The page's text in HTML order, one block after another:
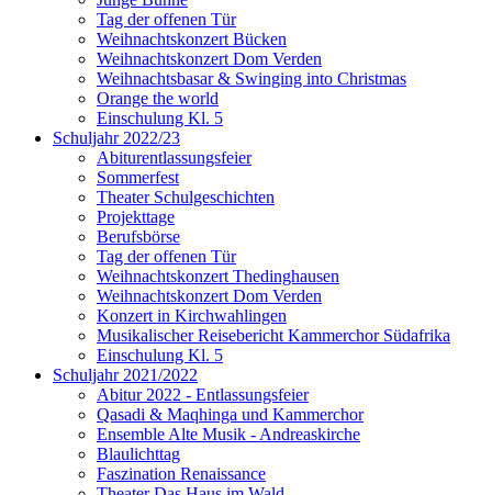
Tag der offenen Tür
Weihnachtskonzert Bücken
Weihnachtskonzert Dom Verden
Weihnachtsbasar & Swinging into Christmas
Orange the world
Einschulung Kl. 5
Schuljahr 2022/23
Abiturentlassungsfeier
Sommerfest
Theater Schulgeschichten
Projekttage
Berufsbörse
Tag der offenen Tür
Weihnachtskonzert Thedinghausen
Weihnachtskonzert Dom Verden
Konzert in Kirchwahlingen
Musikalischer Reisebericht Kammerchor Südafrika
Einschulung Kl. 5
Schuljahr 2021/2022
Abitur 2022 - Entlassungsfeier
Qasadi & Maqhinga und Kammerchor
Ensemble Alte Musik - Andreaskirche
Blaulichttag
Faszination Renaissance